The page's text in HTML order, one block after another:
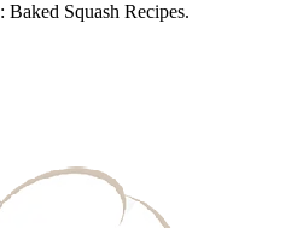
סה"כ 20 מתכונים, שם באנגלית: Baked Squash Recipes.